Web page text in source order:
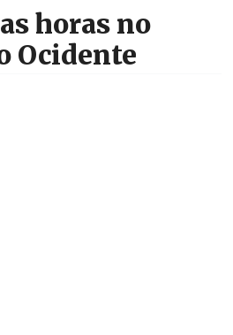
horas no
Ocidente